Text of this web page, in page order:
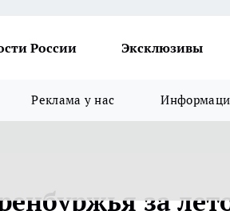
России Эксклюзивы
Реклама у нас
за